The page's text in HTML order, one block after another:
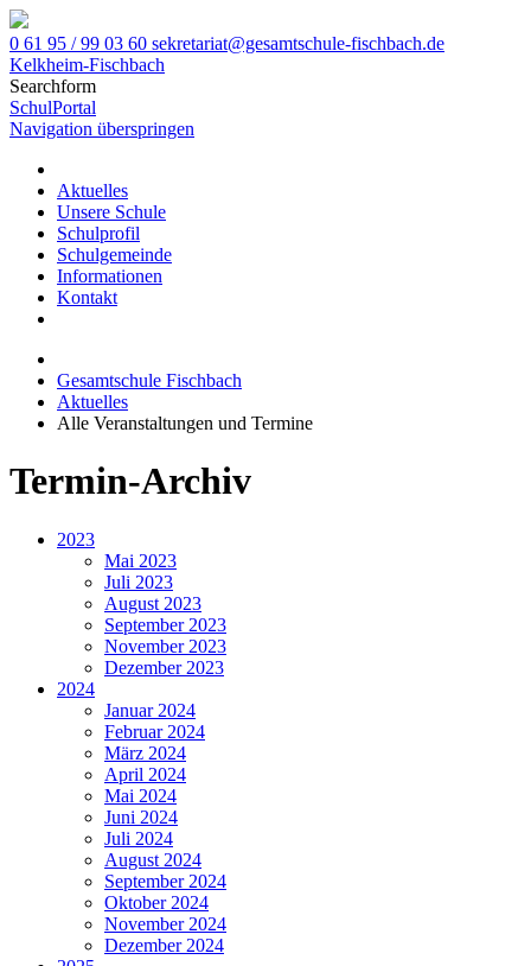
0 61 95 / 99 03 60 sekretariat@gesamtschule-fischbach.de
Kelkheim-Fischbach
Searchform
SchulPortal
Navigation überspringen
Aktuelles
Unsere Schule
Schulprofil
Schulgemeinde
Informationen
Kontakt
Gesamtschule Fischbach
Aktuelles
Alle Veranstaltungen und Termine
Termin-Archiv
2023
Mai 2023
Juli 2023
August 2023
September 2023
November 2023
Dezember 2023
2024
Januar 2024
Februar 2024
März 2024
April 2024
Mai 2024
Juni 2024
Juli 2024
August 2024
September 2024
Oktober 2024
November 2024
Dezember 2024